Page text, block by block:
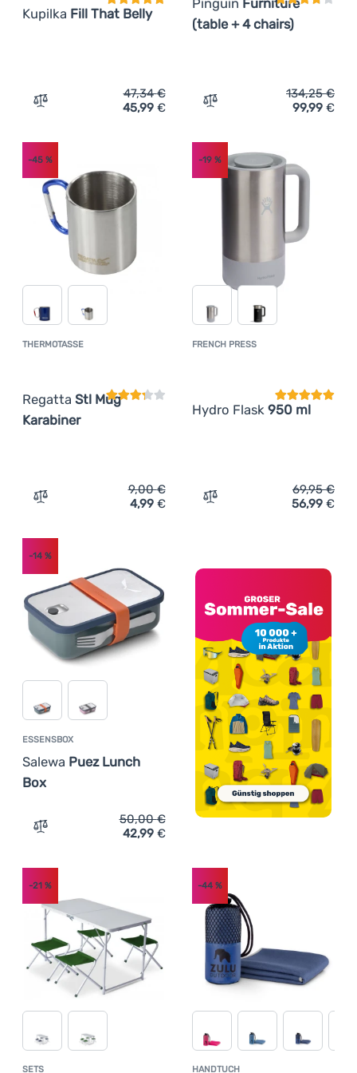
Kupilka Fill That Belly
Zum Vergleich 'Geschirrset Kupilka Fill That Belly'
47,34€
45,99 €
Pinguin Furniture
(table + 4 chairs)
Zum Vergleich 'Sets
134,25€
99,99 €
THERMOTASSE
Regatta Stl Mug
Karabiner
Kundenbewertung
-45 %
Zum Vergleich 'Thermotasse Regatta Stl Mug Karabiner'
9,00€
4,99 €
FRENCH PRESS
Hydro Flask 950 ml
-19%
Zum Vergleich 'French
69,95€
56,99 €
ESSENSBOX
Salewa Puez Lunch
Box
-14 %
Zum Vergleich 'Essensbox Salewa Puez Lunch Box'
50,00€
42,99 €
SETS
-21 %
HANDTUCH
-44%